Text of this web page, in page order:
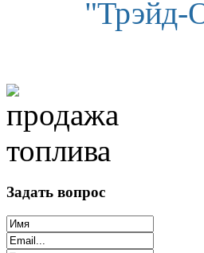
"Трэйд-
Задать вопрос